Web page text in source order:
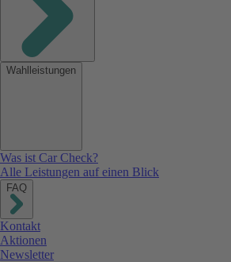
Wahlleistungen
Was ist Car Check?
Alle Leistungen auf einen Blick
FAQ
Kontakt
Aktionen
Newsletter